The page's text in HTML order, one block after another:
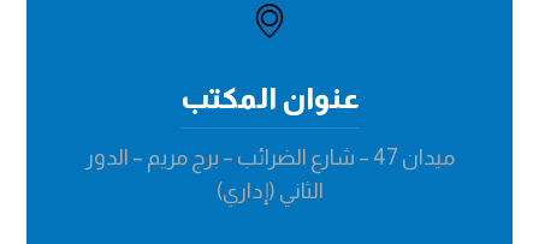
عنوان المكتب
ميدان 47 – شارع الضرائب – برج مريم – الدور
الثاني (إداري)